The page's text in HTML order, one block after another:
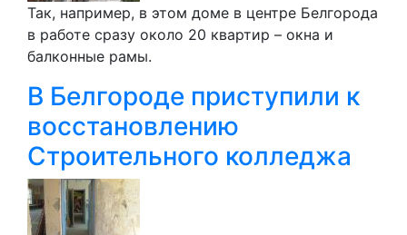
Так, например, в этом доме в центре Белгорода
в работе сразу около 20 квартир – окна и
балконные рамы.
В Белгороде приступили к
восстановлению
Строительного колледжа